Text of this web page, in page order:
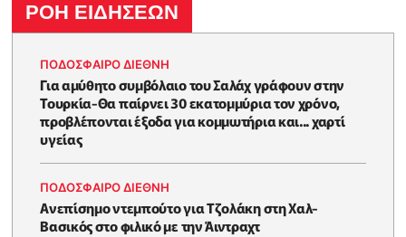
ΡΟΗ ΕΙΔΗΣΕΩΝ
ΠΟΔΟΣΦΑΙΡΟ ΔΙΕΘΝΗ
Για αμύθητο συμβόλαιο του Σαλάχ γράφουν στην
Τουρκία-Θα παίρνει 30 εκατομμύρια τον χρόνο,
προβλέπονται έξοδα για κομμωτήρια και... χαρτί
υγείας
ΠΟΔΟΣΦΑΙΡΟ ΔΙΕΘΝΗ
Ανεπίσημο ντεμπούτο για Τζολάκη στη Χαλ-
Βασικός στο φιλικό με την Άιντραχτ